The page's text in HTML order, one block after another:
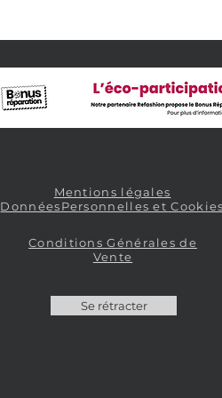
Mentions légales
DonnéesPersonnelles et Cookies
Conditions Générales de
Vente
Se rétracter